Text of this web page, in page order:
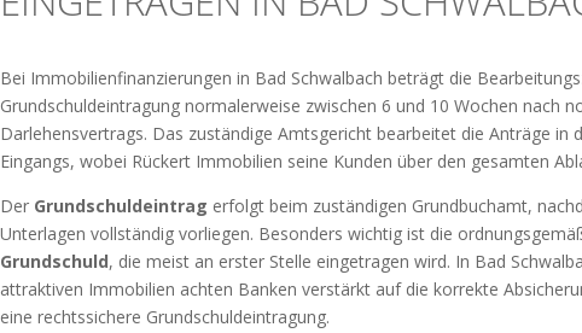
Bei Immobilienfinanzierungen in Bad Schwalbach beträgt die
Grundschuldeintragung normalerweise zwischen 6 und 10 Wochen nach
Darlehensvertrags. Das zuständige Amtsgericht bearbeitet die Anträge in
Eingangs, wobei Rückert Immobilien seine Kunden über den gesamten
Der Grundschuldeintrag erfolgt beim zuständigen Grundbuchamt,
Unterlagen vollständig vorliegen. Besonders wichtig ist die
Grundschuld, die meist an erster Stelle eingetragen wird. In Bad
attraktiven Immobilien achten Banken verstärkt auf die korrekte
eine rechtssichere Grundschuldeintragung.